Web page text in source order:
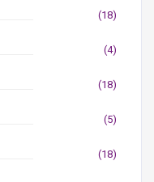
(18)
(4)
(18)
(5)
(18)